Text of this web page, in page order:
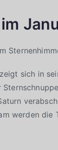
sich in
werden die